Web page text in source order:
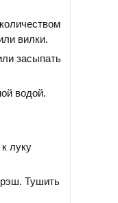
вилки.
засыпать
водой.
луку
Тушить